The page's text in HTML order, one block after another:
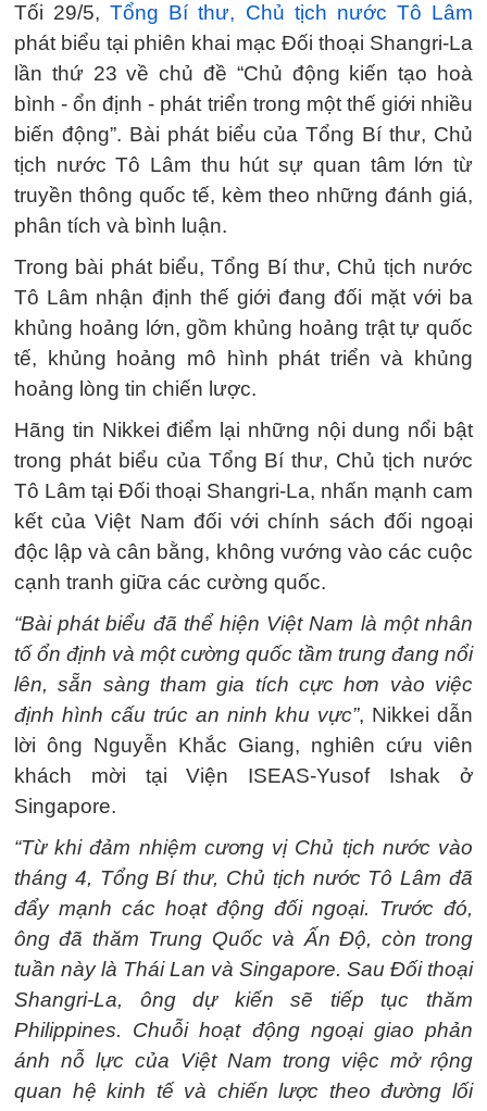
Tối 29/5,Tổng Bí thư, Chủ tịch nước Tô Lâm
phát biểu tại phiên khai mạc Đối thoại Shangri-La
lần thứ 23 về chủ đề “Chủ động kiến tạo hoà
bình - ổn định - phát triển trong một thế giới nhiều
biến động”. Bài phát biểu của Tổng Bí thư, Chủ
tịch nước Tô Lâm thu hút sự quan tâm lớn từ
truyền thông quốc tế, kèm theo những đánh giá,
phân tích và bình luận.
Trong bài phát biểu, Tổng Bí thư, Chủ tịch nước
Tô Lâm nhận định thế giới đang đối mặt với ba
khủng hoảng lớn, gồm khủng hoảng trật tự quốc
tế, khủng hoảng mô hình phát triển và khủng
hoảng lòng tin chiến lược.
Hãng tin Nikkei điểm lại những nội dung nổi bật
trong phát biểu của Tổng Bí thư, Chủ tịch nước
Tô Lâm tại Đối thoại Shangri-La, nhấn mạnh cam
kết của Việt Nam đối với chính sách đối ngoại
độc lập và cân bằng, không vướng vào các cuộc
cạnh tranh giữa các cường quốc.
“Bài phát biểu đã thể hiện Việt Nam là một nhân
tố ổn định và một cường quốc tầm trung đang nổi
lên, sẵn sàng tham gia tích cực hơn vào việc
định hình cấu trúc an ninh khu vực”, Nikkei dẫn
lời ông Nguyễn Khắc Giang, nghiên cứu viên
khách mời tại Viện ISEAS-Yusof Ishak ở
Singapore.
“Từ khi đảm nhiệm cương vị Chủ tịch nước vào
tháng 4, Tổng Bí thư, Chủ tịch nước Tô Lâm đã
đẩy mạnh các hoạt động đối ngoại. Trước đó,
ông đã thăm Trung Quốc và Ấn Độ, còn trong
tuần này là Thái Lan và Singapore. Sau Đối thoại
Shangri-La, ông dự kiến sẽ tiếp tục thăm
Philippines. Chuỗi hoạt động ngoại giao phản
ánh nỗ lực của Việt Nam trong việc mở rộng
quan hệ kinh tế và chiến lược theo đường lối